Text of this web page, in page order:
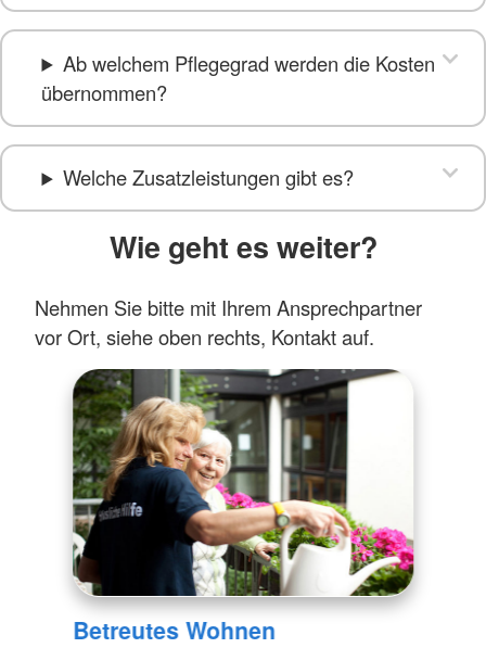
Ab welchem Pflegegrad werden die Kosten
übernommen?
Welche Zusatzleistungen gibt es?
Wie geht es weiter?
Nehmen Sie bitte mit Ihrem Ansprechpartner
vor Ort, siehe oben rechts, Kontakt auf.
Betreutes Wohnen